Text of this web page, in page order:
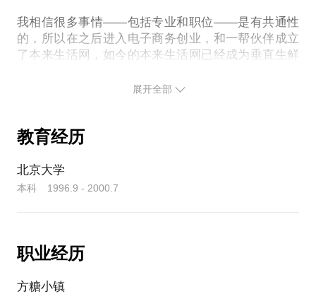
（8）做服务能赚钱吗？
（9）办公空间里如何植入产业？
（10）轻资产模式有戏吗？
如果以上问题无法得到很好的答案，贸然进入联合办
我可以和你一道探讨。
我相信很多事情——包括专业和职位——是有共通性
的，所以在之后进入电子商务创业，和一帮伙伴成立
了本来生活网，如今的本来生活网已经成为垂直生鲜
采购、行政、人事等等，我统统亲自把关，我享受一
快。
2020年4月，我加盟了骆新书房，和东方卫视首席记
纬，开展文创零售、营销顾问及文旅运营三大板块业
务，我们的梦想，是为未来打造一批打通传统与现
代、文化与商业、科技与艺术的标杆文旅项目。
展开全部
教育经历
北京大学
本科 1996.9 - 2000.7
职业经历
方糖小镇